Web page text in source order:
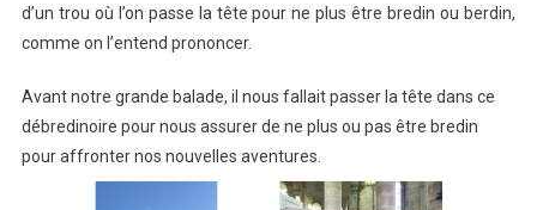
d’un trou où l’on passe la tête pour ne plus être bredin ou berdin,
comme on l’entend prononcer.
Avant notre grande balade, il nous fallait passer la tête dans ce
débredinoire pour nous assurer de ne plus ou pas être bredin
pour affronter nos nouvelles aventures.